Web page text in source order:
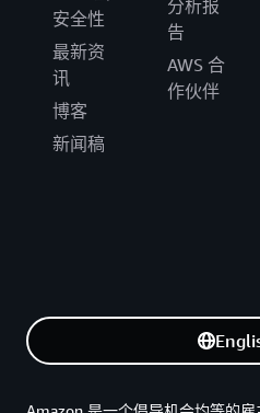
安全性
最新资
讯
博客
新闻稿
分析报
告
AWS 合
作伙伴